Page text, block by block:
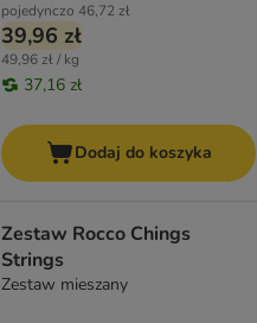
pojedynczo 46,72 zł
39,96 zł
49,96 zł / kg
37,16 zł
Dodaj do koszyka
Zestaw Rocco Chings
Strings
Zestaw mieszany